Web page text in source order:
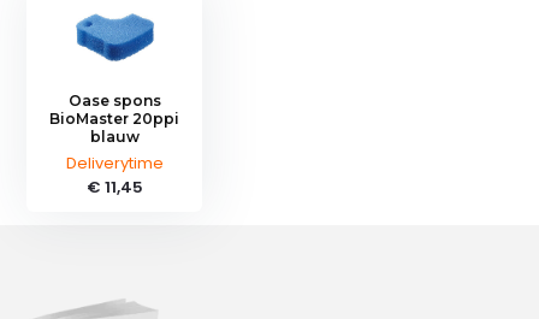
Oase spons
BioMaster 20ppi
blauw
Deliverytime
€ 11,45